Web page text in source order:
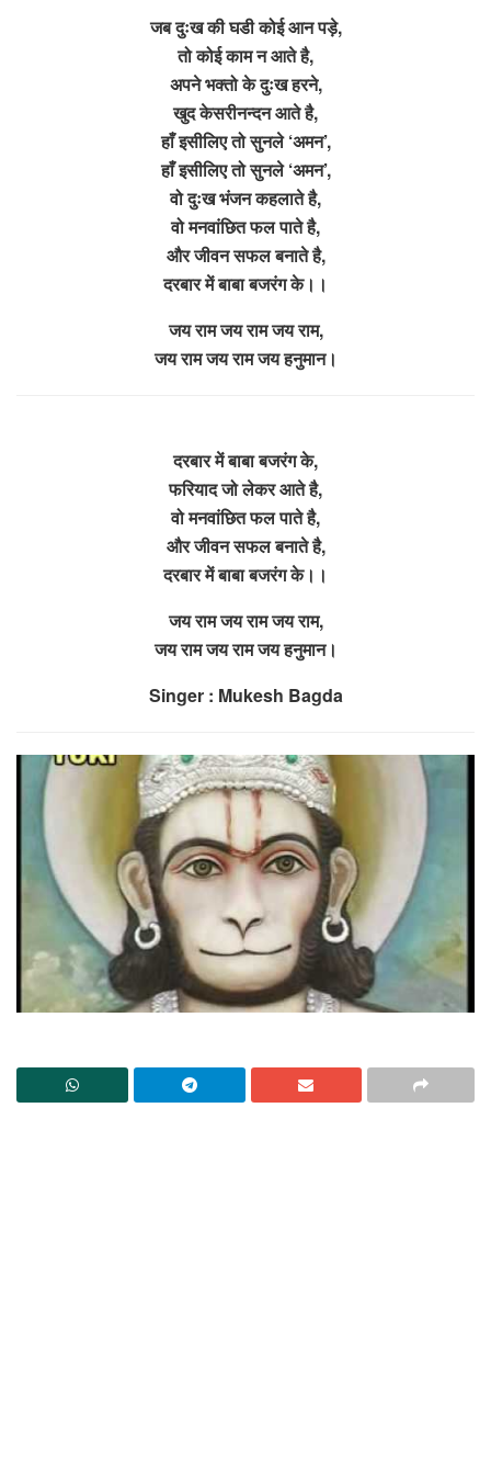
जब दुःख की घडी कोई आन पड़े,
तो कोई काम न आते है,
अपने भक्तो के दुःख हरने,
खुद केसरीनन्दन आते है,
हाँ इसीलिए तो सुनले ‘अमन’,
हाँ इसीलिए तो सुनले ‘अमन’,
वो दुःख भंजन कहलाते है,
वो मनवांछित फल पाते है,
और जीवन सफल बनाते है,
दरबार में बाबा बजरंग के।।
जय राम जय राम जय राम,
जय राम जय राम जय हनुमान।
दरबार में बाबा बजरंग के,
फरियाद जो लेकर आते है,
वो मनवांछित फल पाते है,
और जीवन सफल बनाते है,
दरबार में बाबा बजरंग के।।
जय राम जय राम जय राम,
जय राम जय राम जय हनुमान।
Singer : Mukesh Bagda